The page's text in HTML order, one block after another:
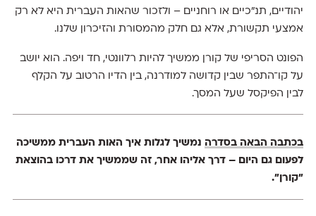
יהודיים, תנ"כיים או רוחניים – ולזכור שהאות העברית היא לא רק
אמצעי תקשורת, אלא גם חלק מהמסורת והזיכרון שלנו.
הפונט הסריפי של קורן ממשיך להיות רלוונטי, חד ויפה. הוא יושב
על קו־התפר שבין קדושה למודרנה, בין הדיו הרטוב על הקלף
לבין הפיקסל שעל המסך.
בכתבה הבאה בסדרה נמשיך לגלות איך האות העברית ממשיכה
לפעום גם היום – דרך אליהו אחר, זה שממשיך את דרכו בהוצאת
"קורן".